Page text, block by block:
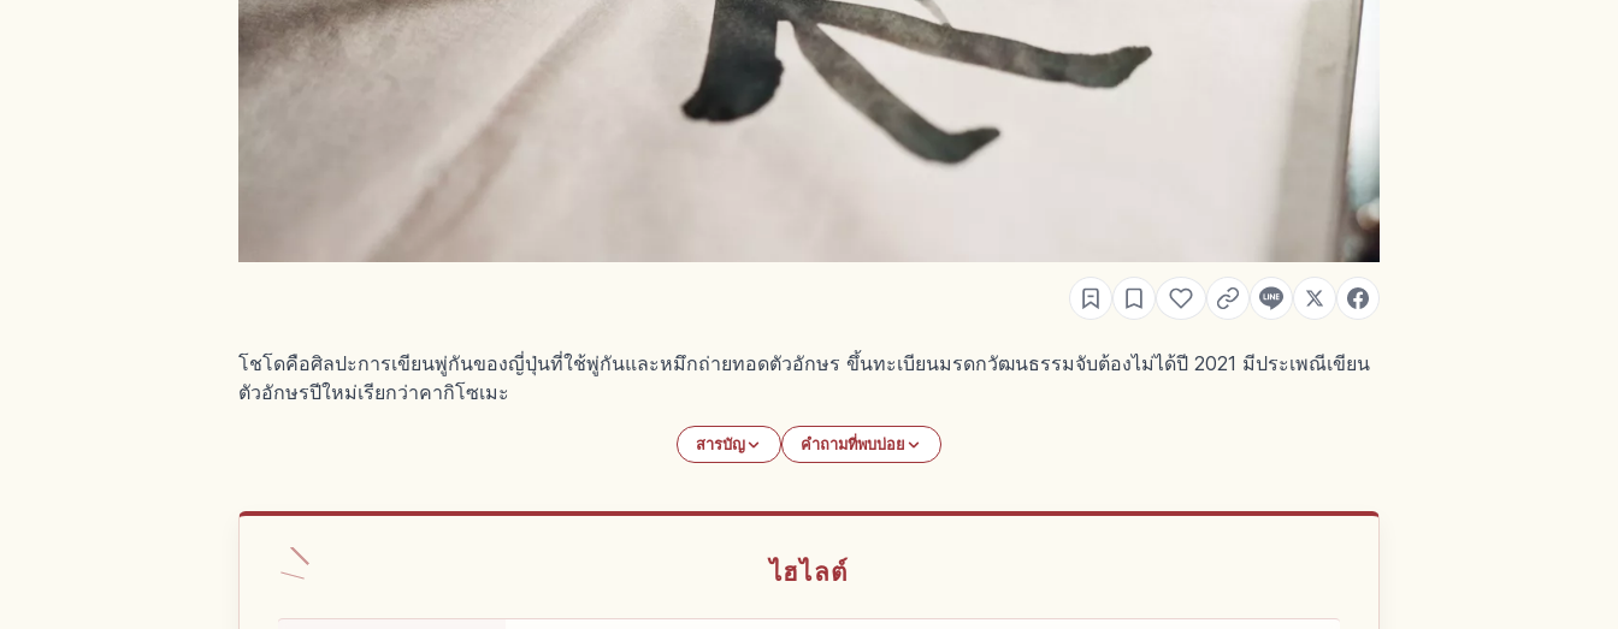
โชโดคือศิลปะการเขียนพู่กันของญี่ปุ่นที่ใช้พู่กันและหมึกถ่ายทอดตัวอักษร ขึ้นทะเบียนมรดกวัฒนธรรมจับต้องไม่ได้ปี 2021 มีประเพณีเขียน
ตัวอักษรปีใหม่เรียกว่าคากิโซเมะ
สารบัญ คำถามที่พบบ่อย
ไฮไลต์